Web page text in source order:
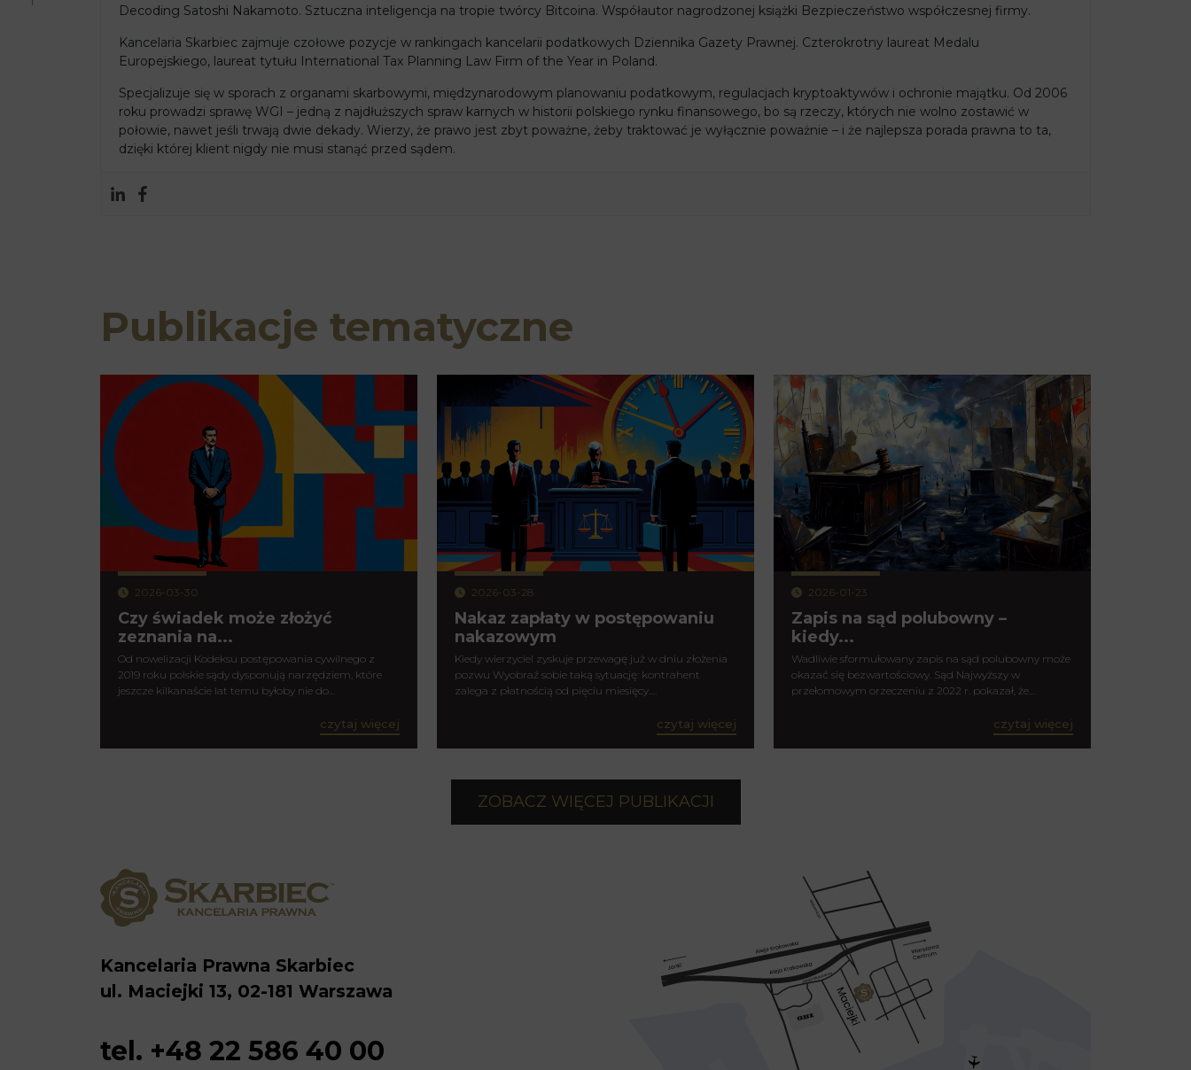
Decoding Satoshi Nakamoto. Sztuczna inteligencja na tropie twórcy Bitcoina. Współautor nagrodzonej książki Bezpieczeństwo współczesnej firmy.
Kancelaria Skarbiec zajmuje czołowe pozycje w rankingach kancelarii podatkowych Dziennika Gazety Prawnej. Czterokrotny laureat Medalu
Europejskiego, laureat tytułu International Tax Planning Law Firm of the Year in Poland.
Specjalizuje się w sporach z organami skarbowymi, międzynarodowym planowaniu podatkowym, regulacjach kryptoaktywów i ochronie majątku. Od 2006
roku prowadzi sprawę WGI – jedną z najdłuższych spraw karnych w historii polskiego rynku finansowego, bo są rzeczy, których nie wolno zostawić w
połowie, nawet jeśli trwają dwie dekady. Wierzy, że prawo jest zbyt poważne, żeby traktować je wyłącznie poważnie – i że najlepsza porada prawna to ta,
dzięki której klient nigdy nie musi stanąć przed sądem.
Publikacje tematyczne
2026-03-30
Czy świadek może złożyć
zeznania na...
Od nowelizacji Kodeksu postępowania cywilnego z
2019 roku polskie sądy dysponują narzędziem, które
jeszcze kilkanaście lat temu byłoby nie do…
czytaj więcej
2026-03-28
Nakaz zapłaty w postępowaniu
nakazowym
Kiedy wierzyciel zyskuje przewagę już w dniu złożenia
pozwu Wyobraź sobie taką sytuację: kontrahent
zalega z płatnością od pięciu miesięcy.…
czytaj więcej
2026-01-23
Zapis na sąd polubowny –
kiedy...
Wadliwie sformułowany zapis na sąd polubowny może
okazać się bezwartościowy. Sąd Najwyższy w
przełomowym orzeczeniu z 2022 r. pokazał, że…
czytaj więcej
ZOBACZ WIĘCEJ PUBLIKACJI
Kancelaria Prawna Skarbiec
ul. Maciejki 13, 02-181 Warszawa
tel. +48 22 586 40 00